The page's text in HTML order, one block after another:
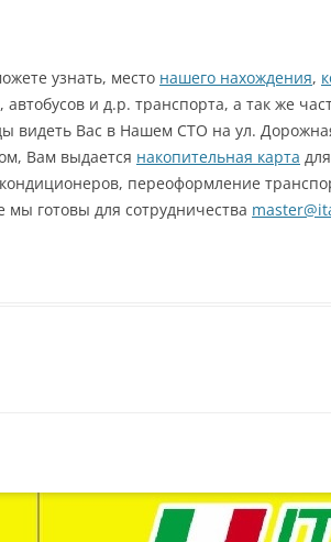
узнать, место нашего нахождения,
и д.р. транспорта, а так же
видеть Вас в Нашем СТО на ул.
Вам выдается накопительная карта
переоформление
готовы для сотрудничества